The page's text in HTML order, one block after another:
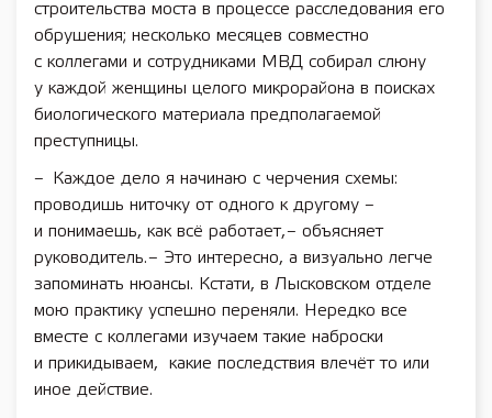
строительства моста в процессе расследования его
обрушения; несколько месяцев совместно
с коллегами и сотрудниками МВД собирал слюну
у каждой женщины целого микрорайона в поисках
биологического материала предполагаемой
преступницы.
– Каждое дело я начинаю с черчения схемы:
проводишь ниточку от одного к другому –
и понимаешь, как всё работает, – объясняет
руководитель. – Это интересно, а визуально легче
запоминать нюансы. Кстати, в Лысковском отделе
мою практику успешно переняли. Нередко все
вместе с коллегами изучаем такие наброски
и прикидываем, какие последствия влечёт то или
иное действие.